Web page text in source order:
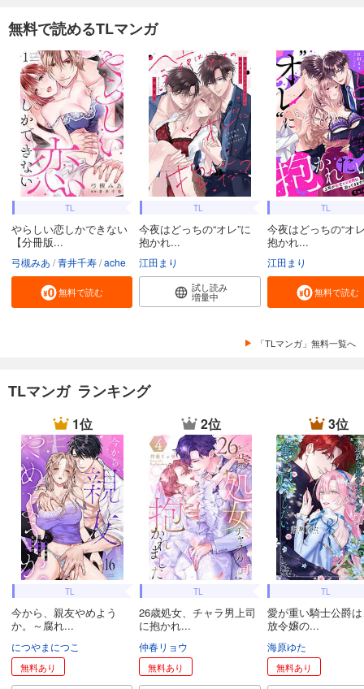
無料で読めるTLマンガ
TL
やらしい恋しかできない
【分冊版...
弓槻みあ 青井千寿 ache
無料で読む
TL
今夜はどっちの“オレ”に
抱かれ...
江田まり
試し読み
増量中
TL
今夜はどっちの“オ
抱かれ...
江田まり
無料で読む
「TLマンガ」無料一覧へ
TLマンガ ランキング
1位
TL
今から、親友やめよう
か。～腐れ...
につやまにつこ
無料あり
2位
TL
26歳処女、チャラ男上司
に抱かれ...
仲春リョウ
無料あり
3位
TL
愛が重い騎士公爵
放令嬢の...
海原ゆた
無料あり